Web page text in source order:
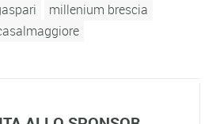
millenium brescia